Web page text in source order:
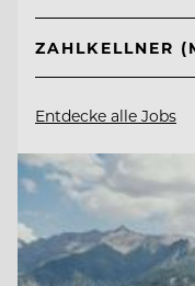
ZAHLKELLNER
Entdecke alle Jobs